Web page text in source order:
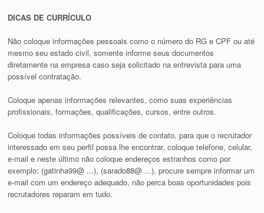
DICAS DE CURRÍCULO
Não coloque informações pessoais como o número do RG e CPF ou até
mesmo seu estado civil, somente informe seus documentos
diretamente na empresa caso seja solicitado na entrevista para uma
possível contratação.
Coloque apenas informações relevantes, como suas experiências
profissionais, formações, qualificações, cursos, entre outros.
Coloque todas informações possíveis de contato, para que o recrutador
interessado em seu perfil possa lhe encontrar, coloque telefone, celular,
e-mail e neste último não coloque endereços estranhos como por
exemplo: (gatinha99@ ...), (sarado88@ ...), procure sempre informar um
e-mail com um endereço adequado, não perca boas oportunidades pois
recrutadores reparam em tudo.